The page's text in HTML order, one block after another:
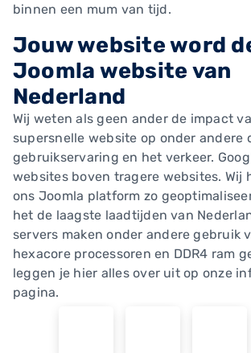
binnen een mum van tijd.
Jouw website word
Joomla website van
Nederland
Wij weten als geen ander de impact
supersnelle website op onder andere
gebruikservaring en het verkeer.
websites boven tragere websites. Wij
ons Joomla platform zo
het de laagste laadtijden van
servers maken onder andere gebruik
hexacore processoren en DDR4 ram
leggen je hier alles over uit op onze
pagina.